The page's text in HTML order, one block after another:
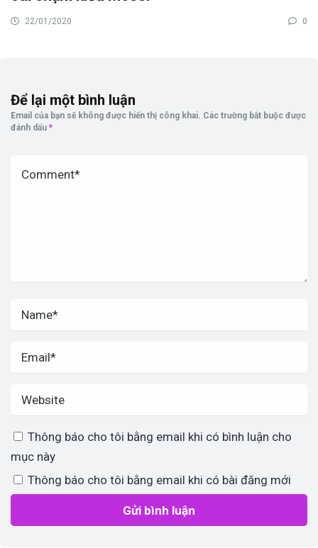
22/01/2020 0
Để lại một bình luận
Email của bạn sẽ không được hiển thị công khai. Các trường bắt buộc được
đánh dấu *
Thông báo cho tôi bằng email khi có bình luận cho
mục này
Thông báo cho tôi bằng email khi có bài đăng mới